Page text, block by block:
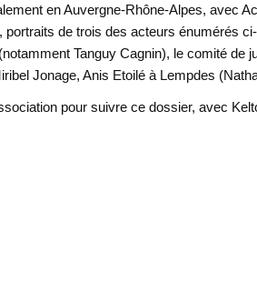
en Auvergne-Rhône-Alpes, avec
de trois des acteurs énumérés
Tanguy Cagnin), le comité de
Jonage, Anis Etoilé à Lempdes
pour suivre ce dossier, avec